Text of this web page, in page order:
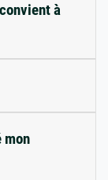
à
mon